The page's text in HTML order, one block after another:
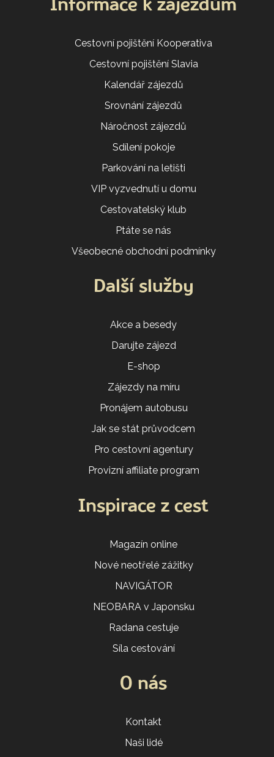
Informace k zájezdům
Cestovní pojištění Kooperativa
Cestovní pojištění Slavia
Kalendář zájezdů
Srovnání zájezdů
Náročnost zájezdů
Sdílení pokoje
Parkování na letišti
VIP vyzvednutí u domu
Cestovatelský klub
Ptáte se nás
Všeobecné obchodní podmínky
Další služby
Akce a besedy
Darujte zájezd
E-shop
Zájezdy na míru
Pronájem autobusu
Jak se stát průvodcem
Pro cestovní agentury
Provizní affiliate program
Inspirace z cest
Magazín online
Nové neotřelé zážitky
NAVIGÁTOR
NEOBARA v Japonsku
Radana cestuje
Síla cestování
O nás
Kontakt
Naši lidé